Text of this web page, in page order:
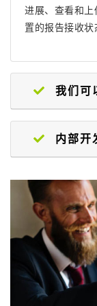
进展、查看和
置的报告接收状
我们可
内部开